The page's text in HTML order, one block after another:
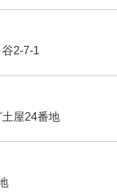
2-7-1
屋24番地